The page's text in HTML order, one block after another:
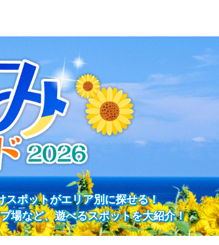
ポットがエリア別に探せる！
場など、遊べるスポットを大紹介！